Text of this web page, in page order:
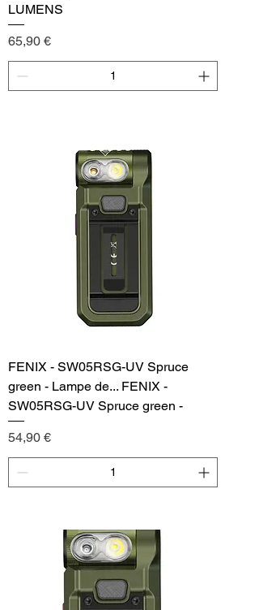
LUMENS
Price
65,90 €
FENIX - SW05RSG-UV Spruce
green - Lampe de... FENIX -
SW05RSG-UV Spruce green -
Price
54,90 €